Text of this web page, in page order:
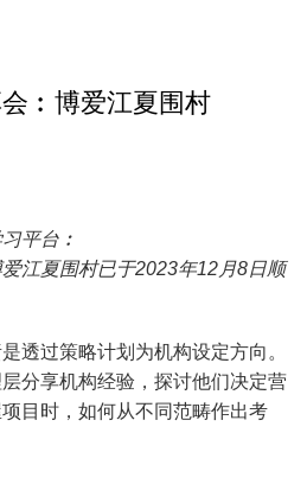
︰博爱江夏围村
平台︰
江夏围村已于2023年12月8日顺
透过策略计划为机构设定方向。
分享机构经验，探讨他们决定营
目时，如何从不同范畴作出考